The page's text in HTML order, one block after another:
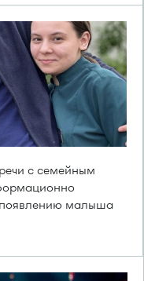
с семейным
появлению малыша